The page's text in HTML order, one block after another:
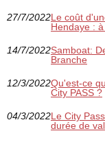
27/7/2022Le coût
Hendaye :
14/7/2022Samboat:
Branche
12/3/2022Qu'est-ce
City PASS ?
04/3/2022Le City
durée de